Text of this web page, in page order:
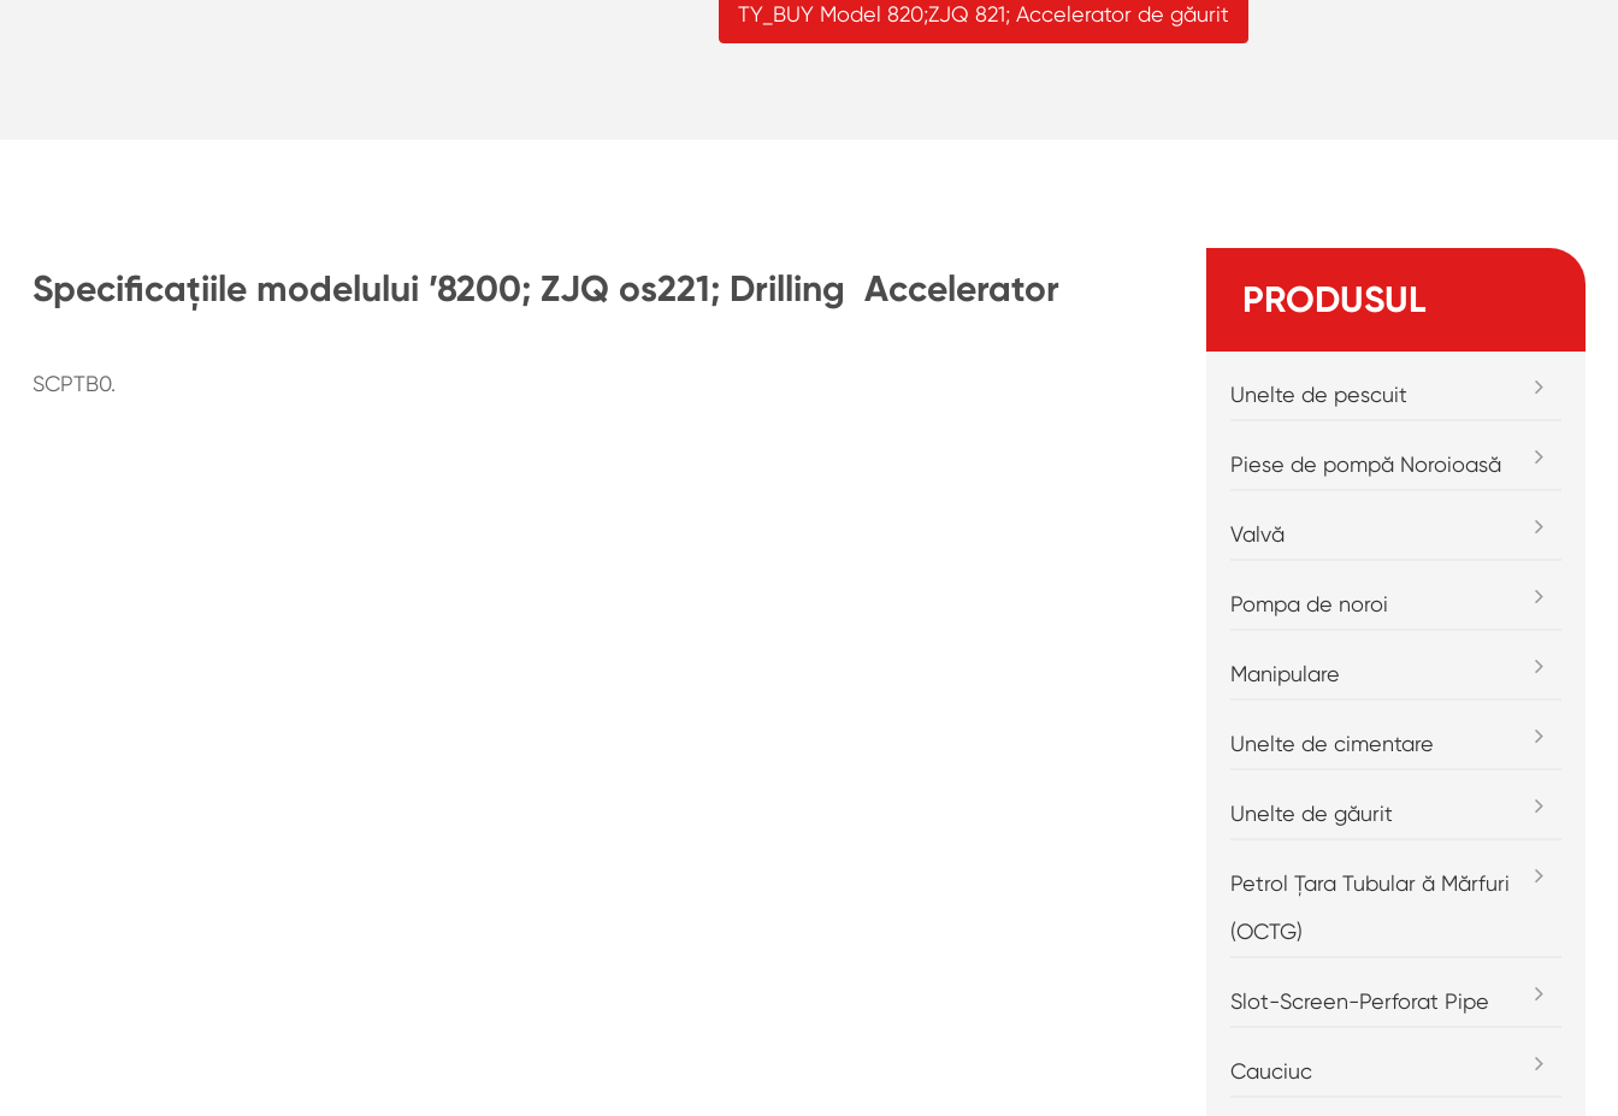
TY_BUY Model 820;ZJQ 821; Accelerator de găurit
Specificațiile modelului ’8200; ZJQ os221; Drilling Accelerator
SCPTB0.
PRODUSUL
Unelte de pescuit
Piese de pompă Noroioasă
Valvă
Pompa de noroi
Manipulare
Unelte de cimentare
Unelte de găurit
Petrol Țara Tubular ă Mărfuri
(OCTG)
Slot-Screen-Perforat Pipe
Cauciuc